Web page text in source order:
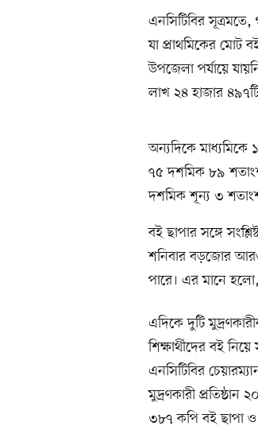
এনসিটিবির
যা প্রাথমিকের
উপজেলা পর্যায়ে
লাখ ২৪ হাজার
অন্যদিকে মাধ্যমিকে
৭৫ দশমিক ৮৯
দশমিক শূন্য ৩
বই ছাপার সঙ্গে
শনিবার বড়জোর
পারে। এর মানে হলো,
এদিকে দুটি
শিক্ষার্থীদের বই
এনসিটিবির
মুদ্রণকারী প্রতিষ্ঠান
৩৮৭ কপি বই ছাপা ও